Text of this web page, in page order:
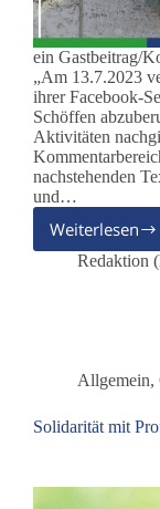
ein Gastbeitrag/
„Am 13.7.2023
ihrer Facebook-
Schöffen
Aktivitäten
nachstehenden
und…
Weiterlesen
„NICHT
auf
Redaktion
Allgemein,
Solidarität mit